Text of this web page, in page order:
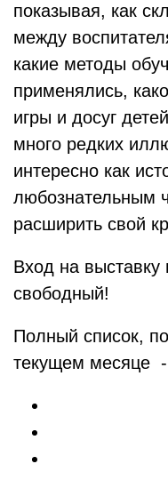
показывая, как
между
какие методы
применялись,
игры и досуг
много редких
интересно как
любознательным
расширить свой
Вход на выставку
свободный!
Полный список,
текущем месяце -